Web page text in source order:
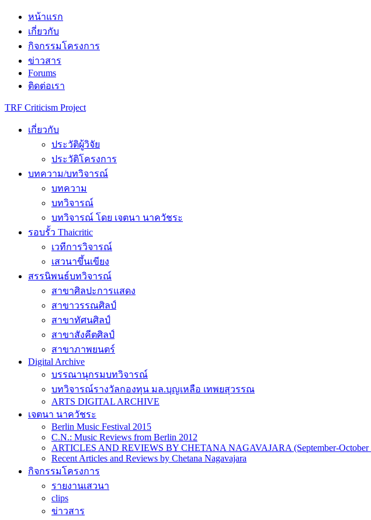
Skip
content
หน้าแรก
เกี่ยวกับ
กิจกรรมโครงการ
ข่าวสาร
Forums
ติดต่อเรา
TRF Criticism Project
เกี่ยวกับ
ประวัติผู้วิจัย
ประวัติโครงการ
บทความ/บทวิจารณ์
บทความ
บทวิจารณ์
บทวิจารณ์ โดย เจตนา นาควัชระ
รอบรั้ว Thaicritic
เวทีการวิจารณ์
เสวนาขึ้นเขียง
สรรนิพนธ์บทวิจารณ์
สาขาศิลปะการแสดง
สาขาวรรณศิลป์
สาขาทัศนศิลป์
สาขาสังคีตศิลป์
สาขาภาพยนตร์
Digital Archive
บรรณานุกรมบทวิจารณ์
บทวิจารณ์รางวัลกองทุน มล.บุญเหลือ เทพยสุวรรณ
ARTS DIGITAL ARCHIVE
เจตนา นาควัชระ
Berlin Music Festival 2015
C.N.: Music Reviews from Berlin 2012
ARTICLES AND REVIEWS BY CHETANA NAGAVAJARA (September-October
Recent Articles and Reviews by Chetana Nagavajara
กิจกรรมโครงการ
รายงานเสวนา
clips
ข่าวสาร